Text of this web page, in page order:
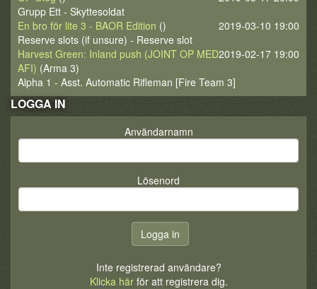
Grupp Ett - Skyttesoldat
2019-03-10 19:00
En bro för lite 3 - BAOR Edition ()
Reserve slots (if unsure) - Reserve slot
2019-02-17 19:00
Harvest Green: Inland push (JOINT OP MED
AFI) (Arma 3)
Alpha 1 - Asst. Automatic Rifleman [Fire Team 3]
LOGGA IN
Användarnamn
Lösenord
Inte registrerad användare?
Klicka härför att registrera dig.